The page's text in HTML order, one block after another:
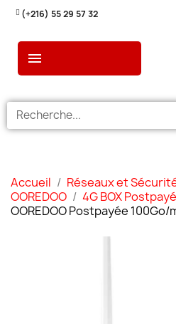
(+216) 55 29 57 32
Accueil Réseaux et
OOREDOO
4G BOX
OOREDOO Postpayée